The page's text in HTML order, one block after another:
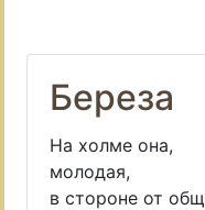
Береза
На холме она,
молодая,
в стороне от